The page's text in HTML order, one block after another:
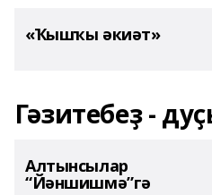
«Ҡышҡы әкиәт»
Гәзитебеҙ -
Алтынсылар
“Йәншишмә”гә